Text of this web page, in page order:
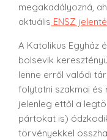
megakadályozná,
aktuális ENSZ
A Katolikus Egyház
bolsevik
lenne erről valódi
folytatni szakmai és
jelenleg ettől a
pártokat is)
törvényekkel